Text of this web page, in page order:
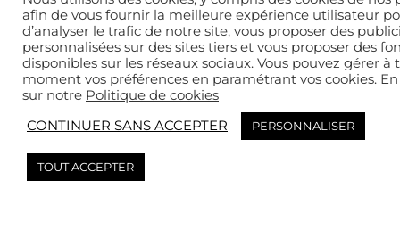
afin de vous fournir la meilleure expérience utilisateur
d’analyser le trafic de notre site, vous proposer des
personnalisées sur des sites tiers et vous proposer des
disponibles sur les réseaux sociaux. Vous pouvez gérer à
moment vos préférences en paramétrant vos cookies.
sur notre Politique de cookies
CONTINUER SANS ACCEPTER
PERSONNALISER
TOUT ACCEPTER